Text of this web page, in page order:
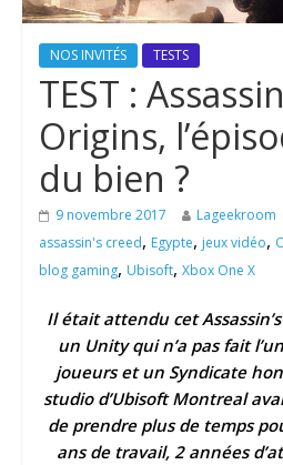
NOS INVITÉS TESTS
TEST :
Origins,
du bien ?
9 novembre 2017 Lageekroom
assassin's creed, Egypte, jeux vidéo,
blog gaming, Ubisoft, Xbox One X
Il était attendu cet
un Unity qui n’a pas fait
joueurs et un Syndicate
studio d’Ubisoft Montreal
de prendre plus de temps
ans de travail, 2 années